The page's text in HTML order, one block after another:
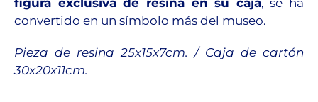
convertido en un símbolo más del museo.
Pieza de resina 25x15x7cm. / Caja de cartón
30x20x11cm.